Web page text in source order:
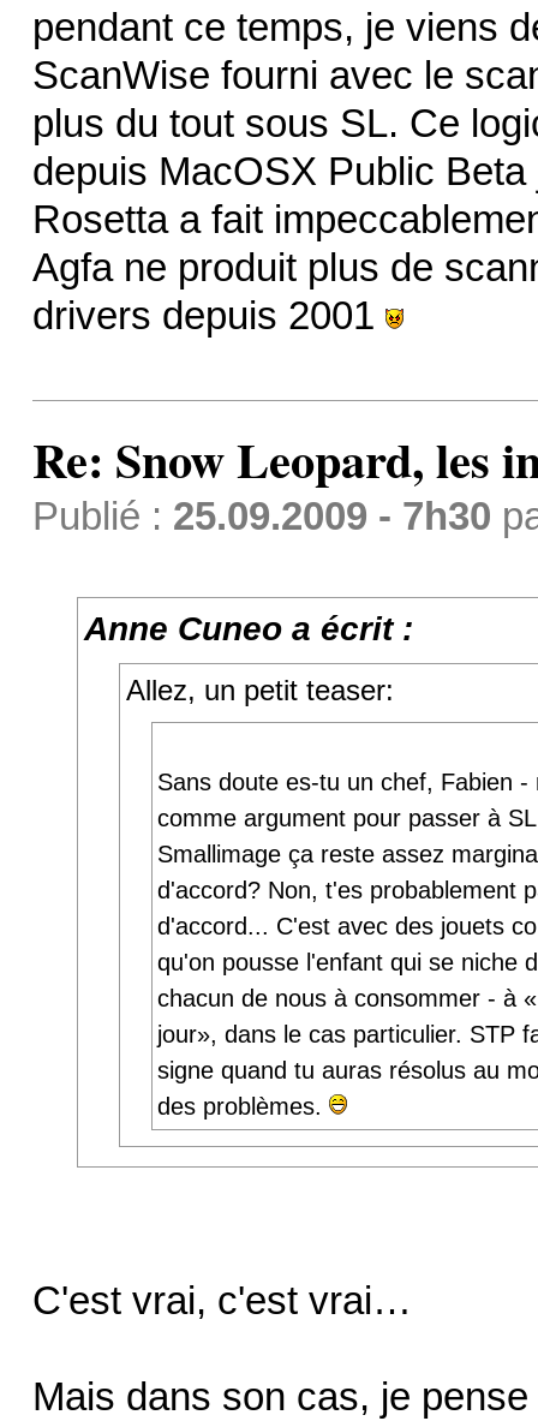
pendant ce temps, je viens
ScanWise fourni avec le
plus du tout sous SL. Ce
depuis MacOSX Public
Rosetta a fait
Agfa ne produit plus de
drivers depuis 2001
Re: Snow Leopard, les
Publié : 25.09.2009 - 7h30
Anne Cuneo a écrit :
Allez, un petit teaser:
Sans doute es-tu un chef, Fabien -
comme argument pour passer à
Smallimage ça reste assez
d'accord? Non, t'es probablement
d'accord... C'est avec des jouets
qu'on pousse l'enfant qui se niche
chacun de nous à consommer - à
jour», dans le cas particulier. STP
signe quand tu auras résolus au
des problèmes.
C'est vrai, c'est vrai…
Mais dans son cas, je